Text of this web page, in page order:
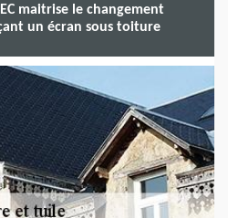
maitrise le changement
un écran sous toiture